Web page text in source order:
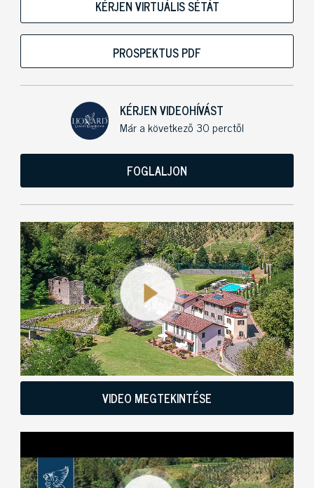
KÉRJEN VIRTUÁLIS SÉTÁT
PROSPEKTUS PDF
KÉRJEN VIDEOHÍVÁST
Már a következő 30 perctől
FOGLALJON
VIDEO MEGTEKINTÉSE